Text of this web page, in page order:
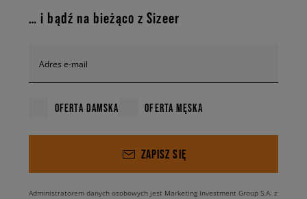
… i bądź na bieżąco z Sizeer
Adres e-mail
OFERTA DAMSKA OFERTA MĘSKA
ZAPISZ SIĘ
Administratorem danych osobowych jest Marketing Investment Group S.A. z